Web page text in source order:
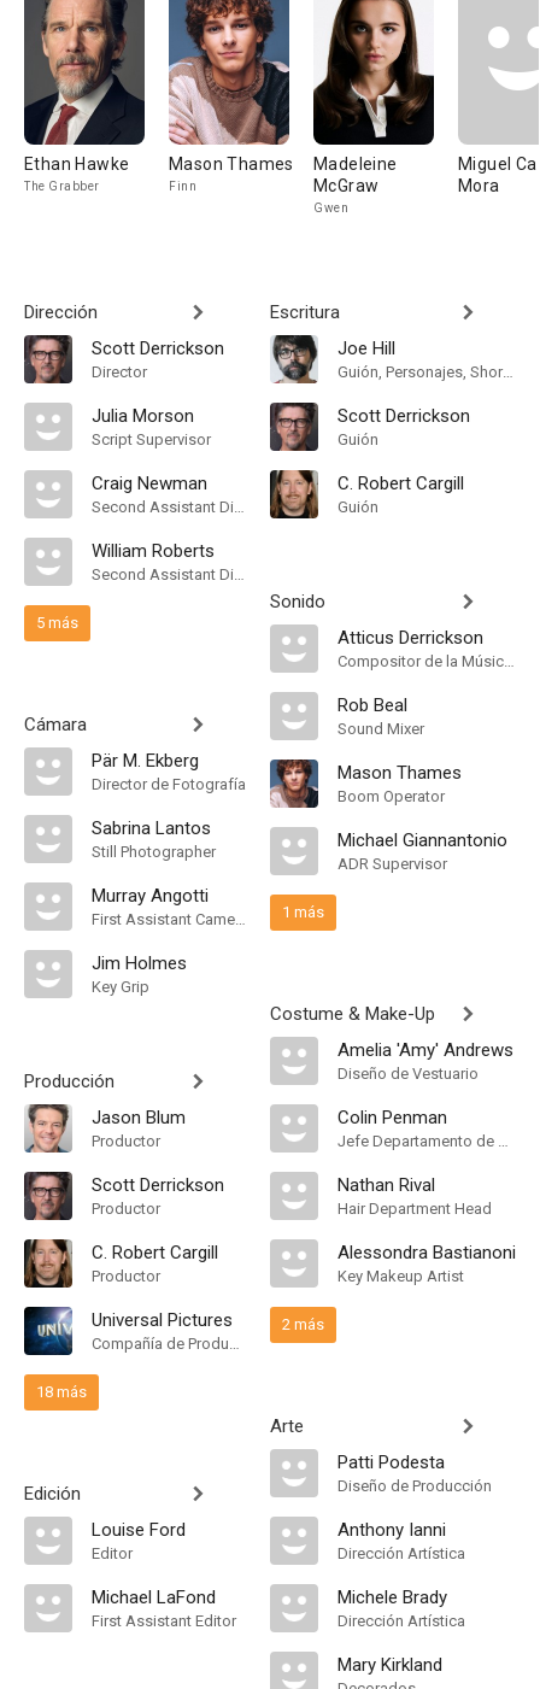
Ethan Hawke
The Grabber
Mason Thames
Finn
Madeleine
McGraw
Gwen
Miguel
Mora
Dirección
Scott Derrickson
Director
Julia Morson
Script Supervisor
Craig Newman
Second Assistant Director
William Roberts
Second Assistant Director
5 más
Cámara
Pär M. Ekberg
Director de Fotografía
Sabrina Lantos
Still Photographer
Murray Angotti
First Assistant Camera
Jim Holmes
Key Grip
Producción
Jason Blum
Productor
Scott Derrickson
Productor
C. Robert Cargill
Productor
Universal Pictures
Compañía de Produccion
18 más
Edición
Louise Ford
Editor
Michael LaFond
First Assistant Editor
Escritura
Joe Hill
Guión, Personajes, Short Story
Scott Derrickson
Guión
C. Robert Cargill
Guión
Sonido
Atticus Derrickson
Compositor de la Música Original
Rob Beal
Sound Mixer
Mason Thames
Boom Operator
Michael Giannantonio
ADR Supervisor
1 más
Costume & Make-Up
Amelia 'Amy' Andrews
Diseño de Vestuario
Colin Penman
Jefe Departamento de Maquillaje
Nathan Rival
Hair Department Head
Alessondra Bastianoni
Key Makeup Artist
2 más
Arte
Patti Podesta
Diseño de Producción
Anthony Ianni
Dirección Artística
Michele Brady
Dirección Artística
Mary Kirkland